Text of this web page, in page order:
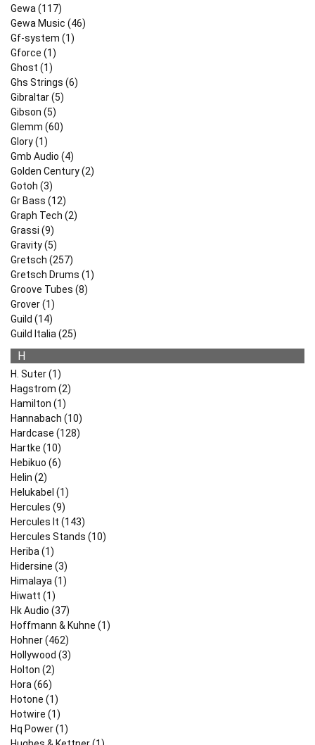
Gewa (117)
Gewa Music (46)
Gf-system (1)
Gforce (1)
Ghost (1)
Ghs Strings (6)
Gibraltar (5)
Gibson (5)
Glemm (60)
Glory (1)
Gmb Audio (4)
Golden Century (2)
Gotoh (3)
Gr Bass (12)
Graph Tech (2)
Grassi (9)
Gravity (5)
Gretsch (257)
Gretsch Drums (1)
Groove Tubes (8)
Grover (1)
Guild (14)
Guild Italia (25)
H
H. Suter (1)
Hagstrom (2)
Hamilton (1)
Hannabach (10)
Hardcase (128)
Hartke (10)
Hebikuo (6)
Helin (2)
Helukabel (1)
Hercules (9)
Hercules It (143)
Hercules Stands (10)
Heriba (1)
Hidersine (3)
Himalaya (1)
Hiwatt (1)
Hk Audio (37)
Hoffmann & Kuhne (1)
Hohner (462)
Hollywood (3)
Holton (2)
Hora (66)
Hotone (1)
Hotwire (1)
Hq Power (1)